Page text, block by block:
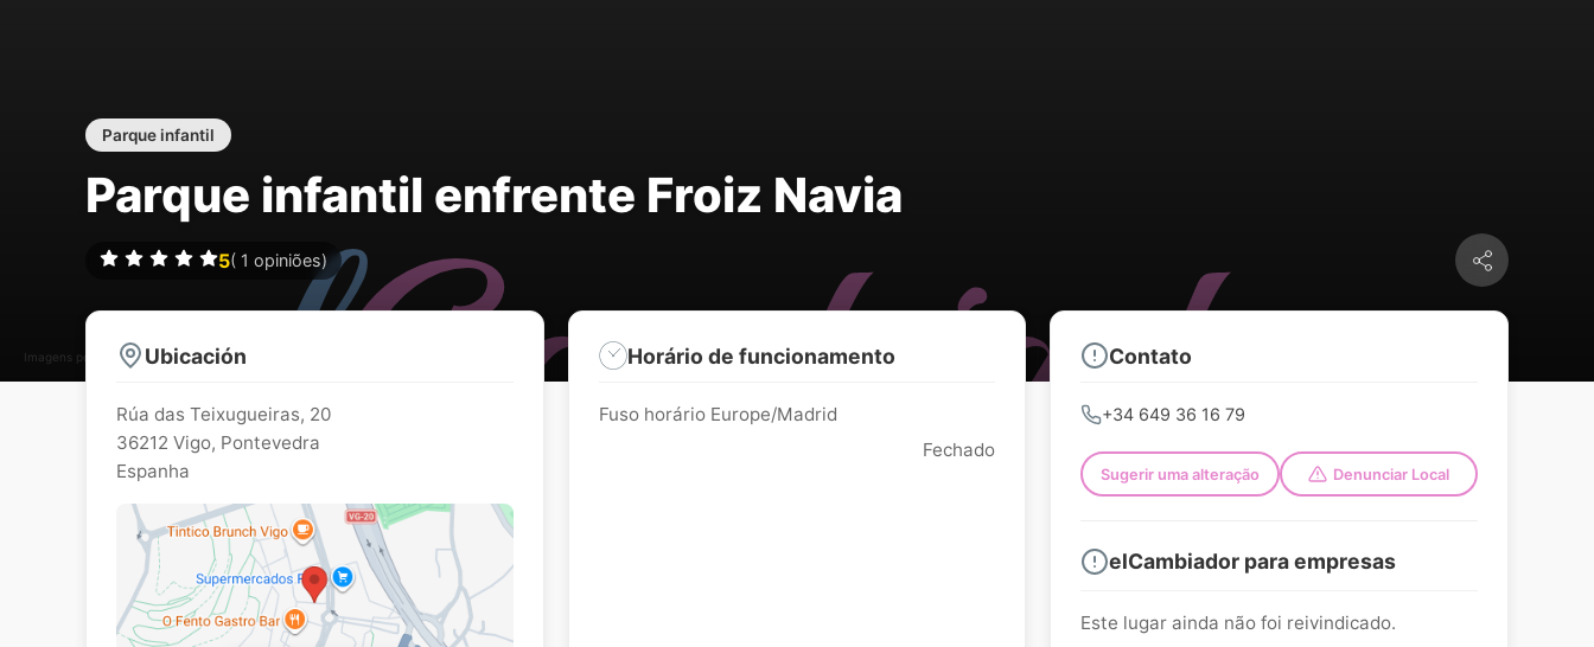
Imagens podem estar sujeitos a direitos de autor
Parque infantil
Parque infantil enfrente Froiz Navia
5( 1 opiniões)
Ubicación
Rúa das Teixugueiras, 20
36212 Vigo, Pontevedra
Espanha
Horário de funcionamento
Fuso horário Europe/Madrid
Fechado
Contato
+34 649 36 16 79
Sugerir uma alteração Denunciar Local
elCambiador para empresas
Este lugar ainda não foi reivindicado.